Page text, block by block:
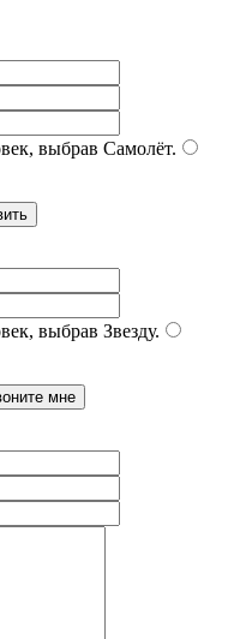
выбрав Самолёт.
выбрав Звезду.